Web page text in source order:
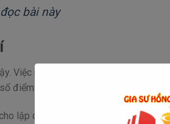
bài này
Việc phân bổ thời gian cho từng
điểm của câu. Không sa đà vào
lập dàn ý là quan trọng. Trong quá